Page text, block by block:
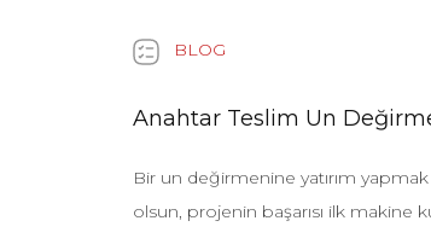
BLOG
Anahtar Teslim Un
Bir un değirmenine yatırım
olsun, projenin başarısı ilk makine